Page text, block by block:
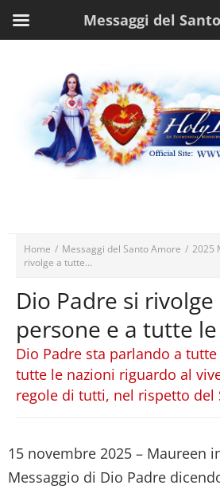
Home / Messaggi del Santo Amore / 2025
rivolge a tutte...
Dio Padre si
persone e a tutte
Dio Padre sta parlando a
tutte le nazioni riguardo al
regole di tutti, nel rispetto del
15 novembre 2025 – Maureen
Messaggio di Dio Padre
Messaggi del